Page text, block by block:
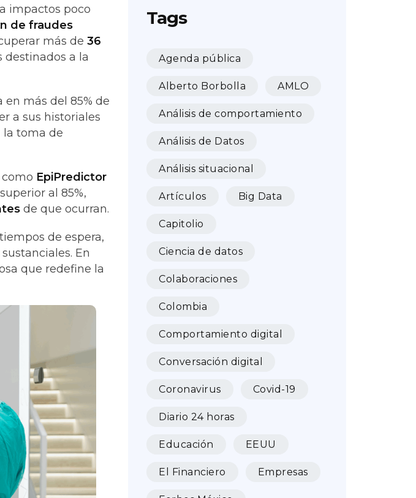
impactos poco
de fraudes
más de 36
destinados a la
en más del 85% de
a sus historiales
toma de
EpiPredictor
al 85%,
de que ocurran.
de espera,
En
que redefine la
Tags
Agenda pública
Alberto Borbolla AMLO
Análisis de comportamiento
Análisis de Datos
Análisis situacional
Artículos Big Data
Capitolio
Ciencia de datos
Colaboraciones
Colombia
Comportamiento digital
Conversación digital
Coronavirus Covid-19
Diario 24 horas
Educación EEUU
El Financiero Empresas